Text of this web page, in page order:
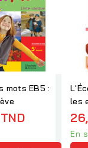
mots EB5 :
les
En